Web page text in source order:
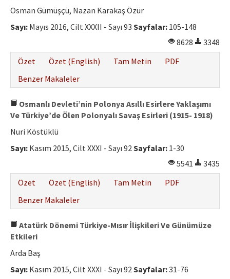
Osman Gümüşçü, Nazan Karakaş Özür
Sayı: Mayıs 2016, Cilt XXXII - Sayı 93 Sayfalar: 105-148
8628
3348
Özet
Özet (English) Tam Metin
PDF
Benzer Makaleler
Osmanlı Devleti’nin Polonya Asıllı Esirlere Yaklaşımı
Ve Türkiye’de Ölen Polonyalı Savaş Esirleri (1915- 1918)
Nuri Köstüklü
Sayı: Kasım 2015, Cilt XXXI - Sayı 92Sayfalar: 1-30
5541
3435
Özet
Özet (English) Tam Metin
PDF
Benzer Makaleler
Atatürk Dönemi Türkiye-Mısır İlişkileri Ve Günümüze
Etkileri
Arda Baş
Sayı: Kasım 2015, Cilt XXXI - Sayı 92Sayfalar:31-76